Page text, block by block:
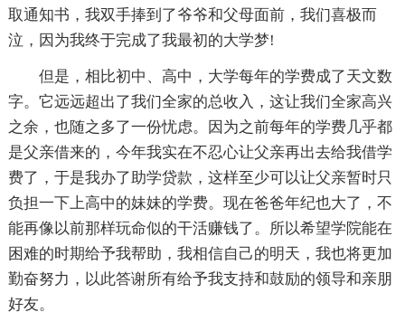
取通知书，我双手捧到了爷爷和父母面前，我们喜极而
泣，因为我终于完成了我最初的大学梦!
但是，相比初中、高中，大学每年的学费成了天文数
字。它远远超出了我们全家的总收入，这让我们全家高兴
之余，也随之多了一份忧虑。因为之前每年的学费几乎都
是父亲借来的，今年我实在不忍心让父亲再出去给我借学
费了，于是我办了助学贷款，这样至少可以让父亲暂时只
负担一下上高中的妹妹的学费。现在爸爸年纪也大了，不
能再像以前那样玩命似的干活赚钱了。所以希望学院能在
困难的时期给予我帮助，我相信自己的明天，我也将更加
勤奋努力，以此答谢所有给予我支持和鼓励的领导和亲朋
好友。